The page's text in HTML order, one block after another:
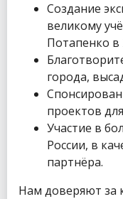
Создание
великому
Потапенко в
города,
проектов
Участие в
России, в
партнёра.
Нам доверяют за